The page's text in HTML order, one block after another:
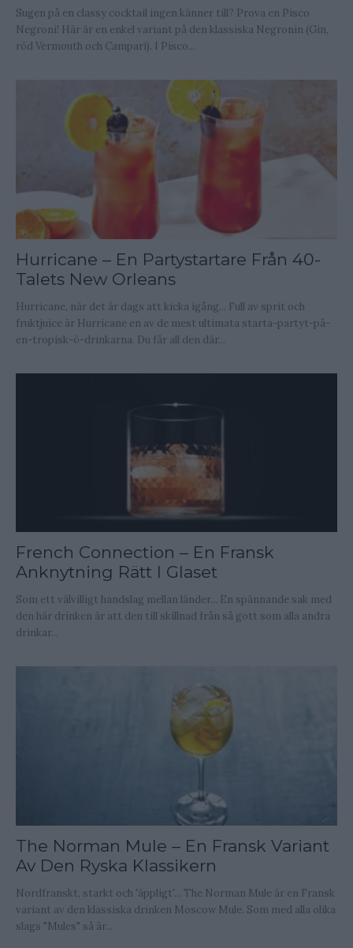
Sugen på en classy cocktail ingen känner till? Prova en Pisco
Negroni! Här är en enkel variant på den klassiska Negronin (Gin,
röd Vermouth och Campari). I Pisco...
Hurricane – En Partystartare Från 40-
Talets New Orleans
Hurricane, när det är dags att kicka igång... Full av sprit och
fruktjuice är Hurricane en av de mest ultimata starta-partyt-på-
en-tropisk-ö-drinkarna. Du får all den där...
French Connection – En Fransk
Anknytning Rätt I Glaset
Som ett välvilligt handslag mellan länder... En spännande sak med
den här drinken är att den till skillnad från så gott som alla andra
drinkar...
The Norman Mule – En Fransk Variant
Av Den Ryska Klassikern
Nordfranskt, starkt och 'äppligt'... The Norman Mule är en Fransk
variant av den klassiska drinken Moscow Mule. Som med alla olika
slags "Mules" så är...